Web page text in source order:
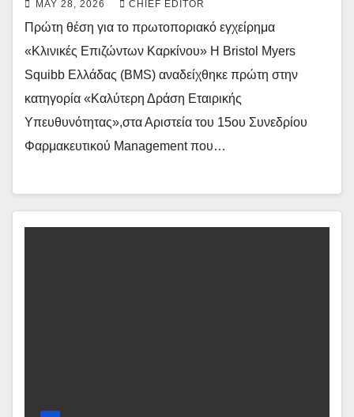
MAY 28, 2026 CHIEF EDITOR
Πρώτη θέση για το πρωτοποριακό εγχείρημα
«Κλινικές Επιζώντων Καρκίνου» Η Bristol Myers
Squibb Ελλάδας (BMS) αναδείχθηκε πρώτη στην
κατηγορία «Καλύτερη Δράση Εταιρικής
Υπευθυνότητας»,στα Αριστεία του 15ου Συνεδρίου
Φαρμακευτικού Management που…